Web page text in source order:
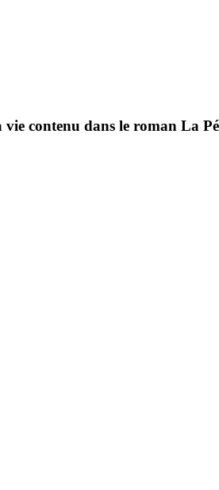
vie contenu dans le roman La